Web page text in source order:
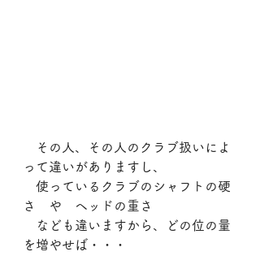
その人、その人のクラブ扱いによ
って違いがありますし、
使っているクラブのシャフトの硬
さ　や　ヘッドの重さ
なども違いますから、どの位の量
を増やせば・・・